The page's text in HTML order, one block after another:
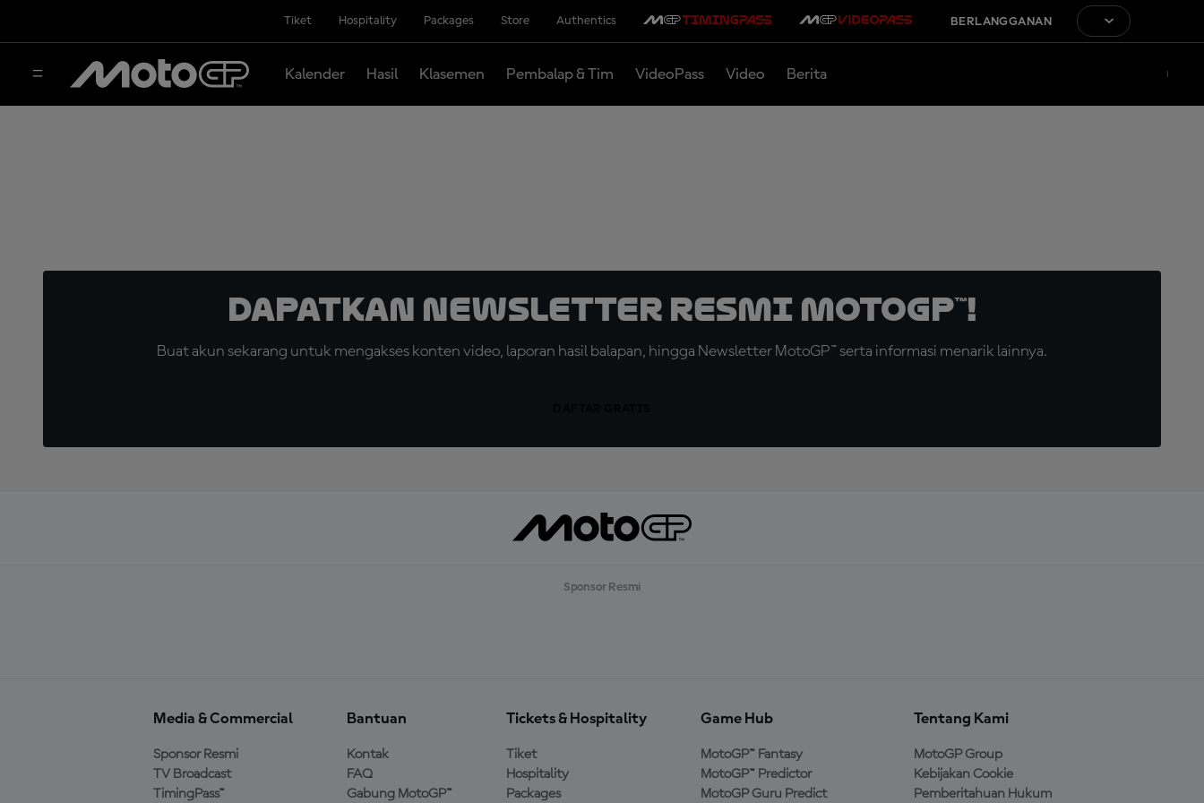
Tiket Hospitality Packages Store Authentics BERLANGGANAN
Kalender Hasil Klasemen Pembalap & Tim VideoPass Video Berita
Dapatkan Newsletter Resmi MotoGP™!
Buat akun sekarang untuk mengakses konten video, laporan hasil balapan, hingga Newsletter MotoGP™ serta informasi menarik lainnya.
Sponsor Resmi
Media & Commercial
Sponsor Resmi
TV Broadcast
TimingPass™
Bantuan
Kontak
FAQ
Gabung MotoGP™
Tickets & Hospitality
Tiket
Hospitality
Packages
Game Hub
MotoGP™ Fantasy
MotoGP™ Predictor
MotoGP Guru Predict
Tentang Kami
MotoGP Group
Kebijakan Cookie
Pemberitahuan Hukum